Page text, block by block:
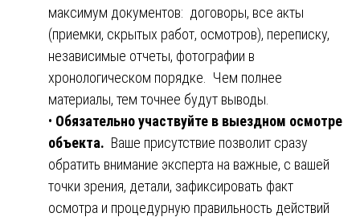
максимум документов: договоры, все акты
(приемки, скрытых работ, осмотров), переписку,
независимые отчеты, фотографии в
хронологическом порядке. Чем полнее
материалы, тем точнее будут выводы.
• Обязательно участвуйте в выездном осмотре
объекта. Ваше присутствие позволит сразу
обратить внимание эксперта на важные, с вашей
точки зрения, детали, зафиксировать факт
осмотра и процедурную правильность действий